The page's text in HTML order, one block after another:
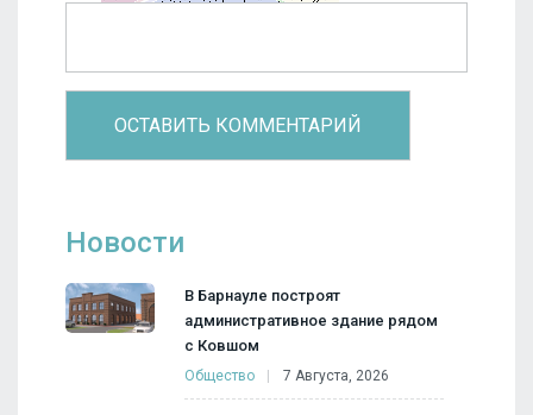
Новости
В Барнауле построят
административное здание рядом
с Ковшом
Общество 7 Августа, 2026